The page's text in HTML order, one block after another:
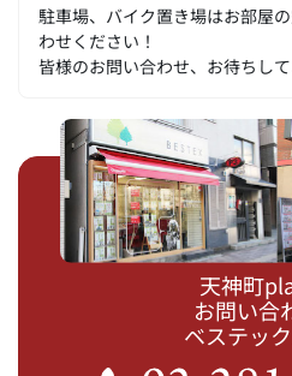
駐車場、バイク置き場はお部屋
わせください！
皆様のお問い合わせ、お待ちして
天神町
お問い合
ベステッ